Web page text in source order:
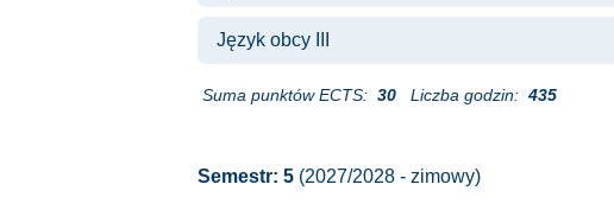
Język obcy III
Suma punktów ECTS: 30 Liczba godzin: 435
Semestr: 5 (2027/2028 - zimowy)